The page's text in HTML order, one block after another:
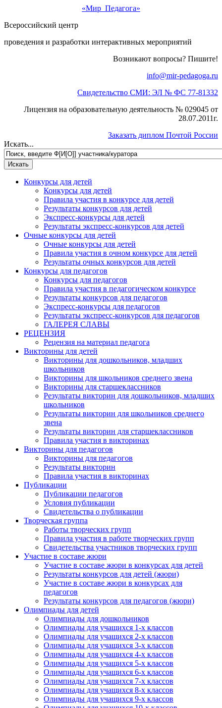
«Мир Педагога»
Всероссийский центр
проведения и разработки интерактивных мероприятий
Возникают вопросы? Пишите!
info@mir-pedagoga.ru
Свидетельство СМИ: ЭЛ № ФС 77-81332
Лицензия на образовательную деятельность № 029045 от
28.07.2011г.
Заказать диплом Почтой России
Искать...
Конкурсы для детей
Конкурсы для детей
Правила участия в конкурсе для детей
Результаты конкурсов для детей
Экспресс-конкурсы для детей
Результаты экспресс-конкурсов для детей
Очные конкурсы для детей
Очные конкурсы для детей
Правила участия в очном конкурсе для детей
Результаты очных конкурсов для детей
Конкурсы для педагогов
Конкурсы для педагогов
Правила участия в педагогическом конкурсе
Результаты конкурсов для педагогов
Экспресс-конкурсы для педагогов
Результаты экспресс-конкурсов для педагогов
ГАЛЕРЕЯ СЛАВЫ
РЕЦЕНЗИЯ
Рецензия на материал педагога
Викторины для детей
Викторины для дошкольников, младших
школьников
Викторины для школьников среднего звена
Викторины для старшеклассников
Результаты викторин для дошкольников, младших
школьников
Результаты викторин для школьников среднего
звена
Результаты викторин для старшеклассников
Правила участия в викторинах
Викторины для педагогов
Викторины для педагогов
Результаты викторин
Правила участия в викторинах
Публикации
Публикации педагогов
Условия публикации
Свидетельства о публикации
Творческая группа
Работы творческих групп
Правила участия в работе творческих групп
Свидетельства участников творческих групп
Участие в составе жюри
Участие в составе жюри в конкурсах для детей
Результаты конкурсов для детей (жюри)
Участие в составе жюри в конкурсах для
педагогов
Результаты конкурсов для педагогов (жюри)
Олимпиады для детей
Олимпиады для дошкольников
Олимпиады для учащихся 1-х классов
Олимпиады для учащихся 2-х классов
Олимпиады для учащихся 3-х классов
Олимпиады для учащихся 4-х классов
Олимпиады для учащихся 5-х классов
Олимпиады для учащихся 6-х классов
Олимпиады для учащихся 7-х классов
Олимпиады для учащихся 8-х классов
Олимпиады для учащихся 9-х классов